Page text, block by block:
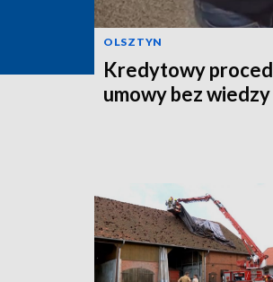
OLSZTYN
Kredytowy
umowy bez